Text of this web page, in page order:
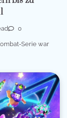
0
Serie war